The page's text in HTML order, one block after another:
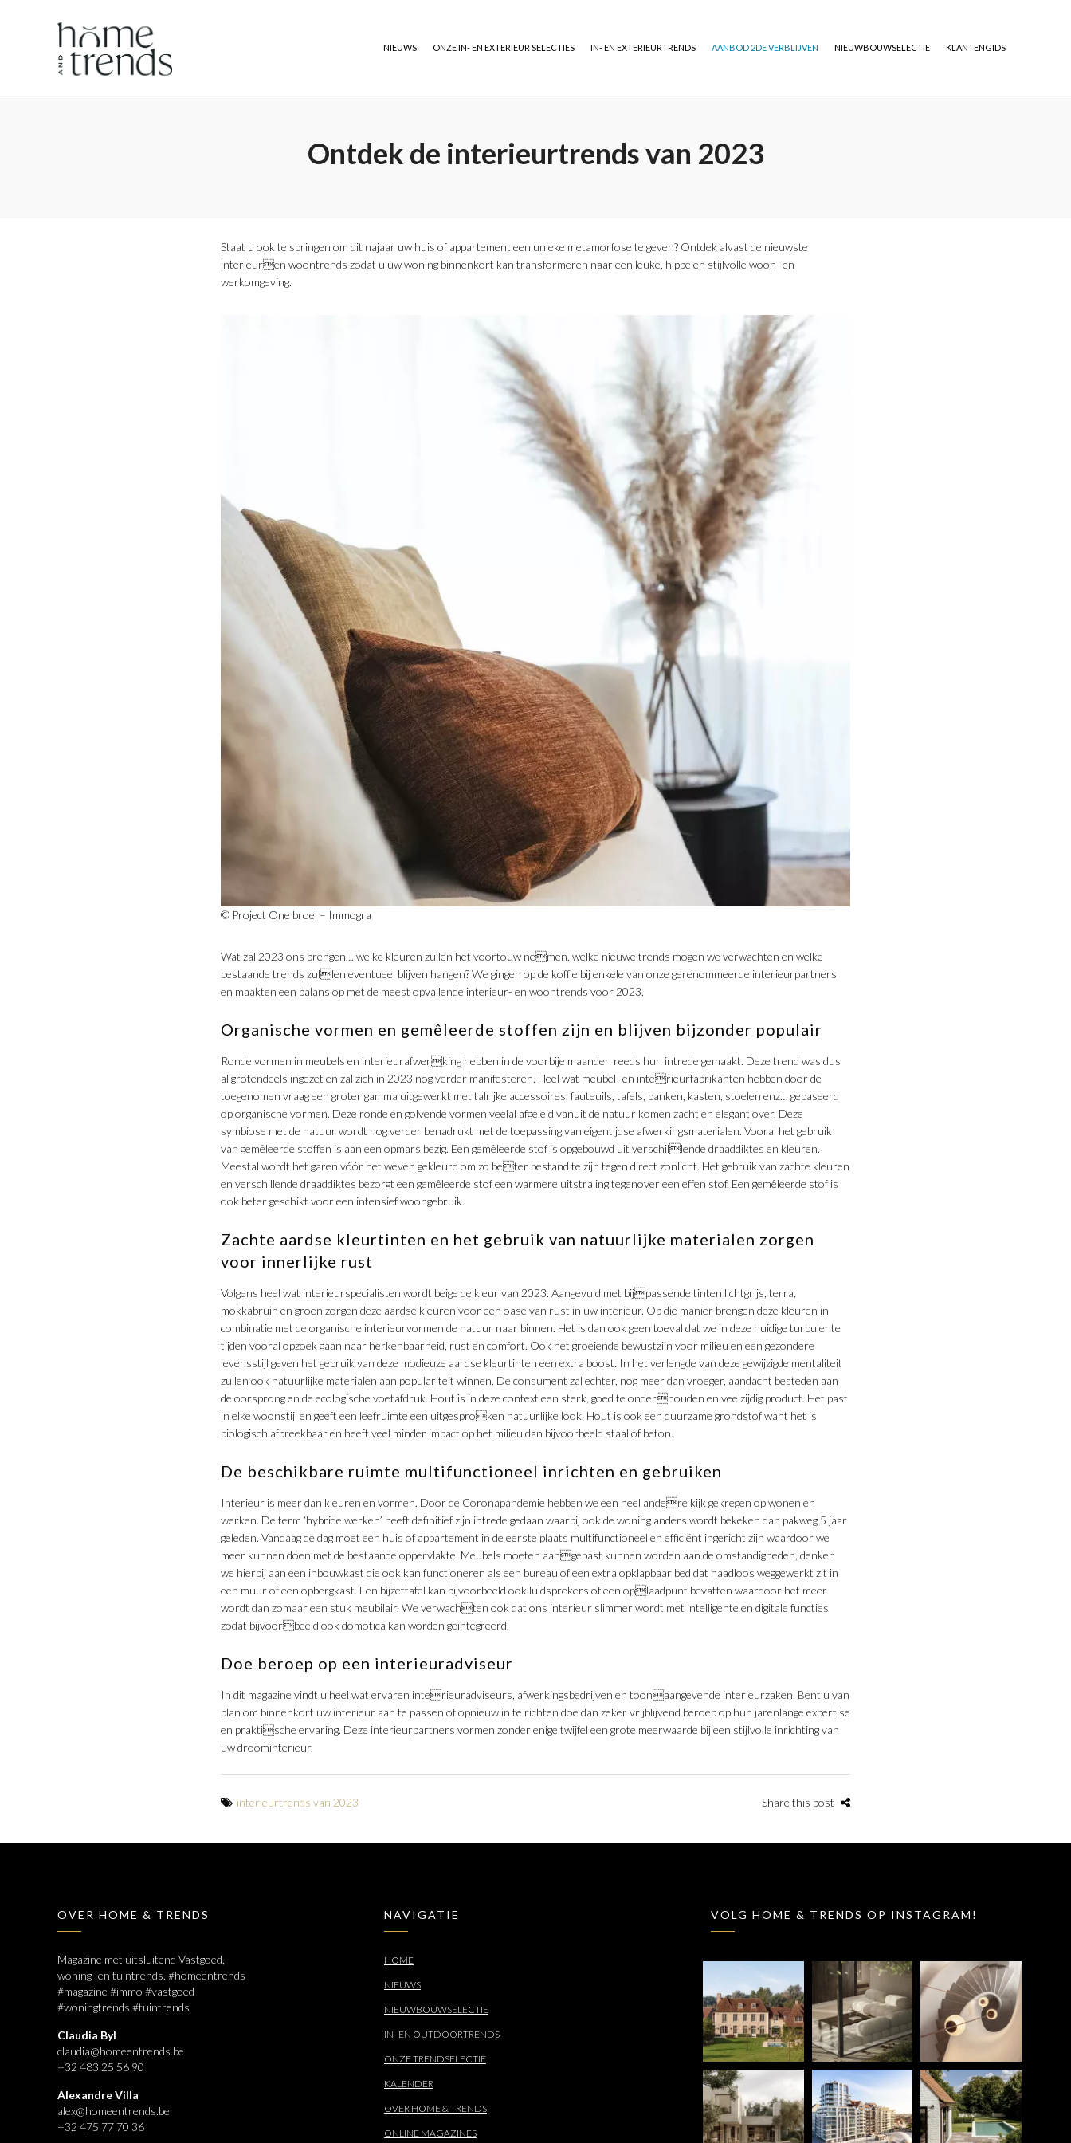
Home
Home NIEUWS ONZE IN- EN EXTERIEUR SELECTIES IN- EN EXTERIEURTRENDS AANBOD 2DE VERBLIJVEN NIEUWBOUWSELECTIE KLANTENGIDS
Ontdek de interieurtrends van 2023
Staat u ook te springen om dit najaar uw huis of appartement een unieke metamorfose te geven? Ontdek alvast de nieuwste
interieuren woontrends zodat u uw woning binnenkort kan transformeren naar een leuke, hippe en stijlvolle woon- en
werkomgeving.
© Project One broel – Immogra
Wat zal 2023 ons brengen… welke kleuren zullen het voortouw nemen, welke nieuwe trends mogen we verwachten en welke
bestaande trends zullen eventueel blijven hangen? We gingen op de koffie bij enkele van onze gerenommeerde interieurpartners
en maakten een balans op met de meest opvallende interieur- en woontrends voor 2023.
Organische vormen en gemêleerde stoffen zijn en blijven bijzonder populair
Ronde vormen in meubels en interieurafwerking hebben in de voorbije maanden reeds hun intrede gemaakt. Deze trend was dus
al grotendeels ingezet en zal zich in 2023 nog verder manifesteren. Heel wat meubel- en interieurfabrikanten hebben door de
toegenomen vraag een groter gamma uitgewerkt met talrijke accessoires, fauteuils, tafels, banken, kasten, stoelen enz… gebaseerd
op organische vormen. Deze ronde en golvende vormen veelal afgeleid vanuit de natuur komen zacht en elegant over. Deze
symbiose met de natuur wordt nog verder benadrukt met de toepassing van eigentijdse afwerkingsmaterialen. Vooral het gebruik
van gemêleerde stoffen is aan een opmars bezig. Een gemêleerde stof is opgebouwd uit verschillende draaddiktes en kleuren.
Meestal wordt het garen vóór het weven gekleurd om zo beter bestand te zijn tegen direct zonlicht. Het gebruik van zachte kleuren
en verschillende draaddiktes bezorgt een gemêleerde stof een warmere uitstraling tegenover een effen stof. Een gemêleerde stof is
ook beter geschikt voor een intensief woongebruik.
Zachte aardse kleurtinten en het gebruik van natuurlijke materialen zorgen
voor innerlijke rust
Volgens heel wat interieurspecialisten wordt beige de kleur van 2023. Aangevuld met bijpassende tinten lichtgrijs, terra,
mokkabruin en groen zorgen deze aardse kleuren voor een oase van rust in uw interieur. Op die manier brengen deze kleuren in
combinatie met de organische interieurvormen de natuur naar binnen. Het is dan ook geen toeval dat we in deze huidige turbulente
tijden vooral opzoek gaan naar herkenbaarheid, rust en comfort. Ook het groeiende bewustzijn voor milieu en een gezondere
levensstijl geven het gebruik van deze modieuze aardse kleurtinten een extra boost. In het verlengde van deze gewijzigde mentaliteit
zullen ook natuurlijke materialen aan populariteit winnen. De consument zal echter, nog meer dan vroeger, aandacht besteden aan
de oorsprong en de ecologische voetafdruk. Hout is in deze context een sterk, goed te onderhouden en veelzijdig product. Het past
in elke woonstijl en geeft een leefruimte een uitgesproken natuurlijke look. Hout is ook een duurzame grondstof want het is
biologisch afbreekbaar en heeft veel minder impact op het milieu dan bijvoorbeeld staal of beton.
De beschikbare ruimte multifunctioneel inrichten en gebruiken
Interieur is meer dan kleuren en vormen. Door de Coronapandemie hebben we een heel andere kijk gekregen op wonen en
werken. De term ‘hybride werken’ heeft definitief zijn intrede gedaan waarbij ook de woning anders wordt bekeken dan pakweg 5 jaar
geleden. Vandaag de dag moet een huis of appartement in de eerste plaats multifunctioneel en efficiënt ingericht zijn waardoor we
meer kunnen doen met de bestaande oppervlakte. Meubels moeten aangepast kunnen worden aan de omstandigheden, denken
we hierbij aan een inbouwkast die ook kan functioneren als een bureau of een extra opklapbaar bed dat naadloos weggewerkt zit in
een muur of een opbergkast. Een bijzettafel kan bijvoorbeeld ook luidsprekers of een oplaadpunt bevatten waardoor het meer
wordt dan zomaar een stuk meubilair. We verwachten ook dat ons interieur slimmer wordt met intelligente en digitale functies
zodat bijvoorbeeld ook domotica kan worden geïntegreerd.
Doe beroep op een interieuradviseur
In dit magazine vindt u heel wat ervaren interieuradviseurs, afwerkingsbedrijven en toonaangevende interieurzaken. Bent u van
plan om binnenkort uw interieur aan te passen of opnieuw in te richten doe dan zeker vrijblijvend beroep op hun jarenlange expertise
en praktische ervaring. Deze interieurpartners vormen zonder enige twijfel een grote meerwaarde bij een stijlvolle inrichting van
uw droominterieur.
interieurtrends van 2023 Share this post
OVER HOME & TRENDS
Magazine met uitsluitend Vastgoed,
woning -en tuintrends. #homeentrends
#magazine #immo #vastgoed
#woningtrends #tuintrends
Claudia Byl
claudia@homeentrends.be
+32 483 25 56 90
Alexandre Villa
alex@homeentrends.be
+32 475 77 70 36
NAVIGATIE
HOME
NIEUWS
NIEUWBOUWSELECTIE
IN- EN OUTDOORTRENDS
ONZE TRENDSELECTIE
KALENDER
OVER HOME & TRENDS
ONLINE MAGAZINES
VOLG HOME & TRENDS OP INSTAGRAM!